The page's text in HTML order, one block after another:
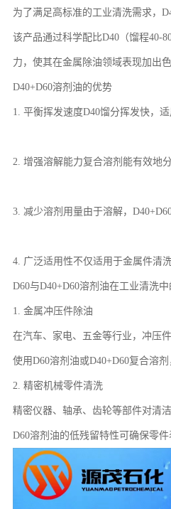
为了满足高标准的工业清洗需求，
该产品通过科学配比D40（馏程40-
力，使其在金属除油领域表现加出色
D40+D60溶剂油的优势
1. 平衡挥发速度D40馏分挥发快，
2. 增强溶解能力复合溶剂能有效地
3. 减少溶剂用量由于溶解，
4. 广泛适用性不仅适用于金属件清
D60与D40+D60溶剂油在工业清洗中
1. 金属冲压件除油
在汽车、家电、五金等行业，冲压
使用D60溶剂油或D40+D60复合溶
2. 精密机械零件清洗
精密仪器、轴承、齿轮等部件对清
D60溶剂油的低残留特性可确保零